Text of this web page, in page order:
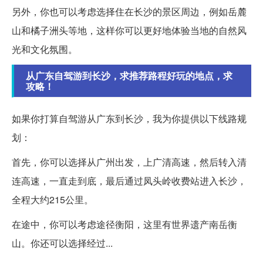
另外，你也可以考虑选择住在长沙的景区周边，例如岳麓
山和橘子洲头等地，这样你可以更好地体验当地的自然风
光和文化氛围。
从广东自驾游到长沙，求推荐路程好玩的地点，求
攻略！
如果你打算自驾游从广东到长沙，我为你提供以下线路规
划：
首先，你可以选择从广州出发，上广清高速，然后转入清
连高速，一直走到底，最后通过凤头岭收费站进入长沙，
全程大约215公里。
在途中，你可以考虑途径衡阳，这里有世界遗产南岳衡
山。你还可以选择经过...